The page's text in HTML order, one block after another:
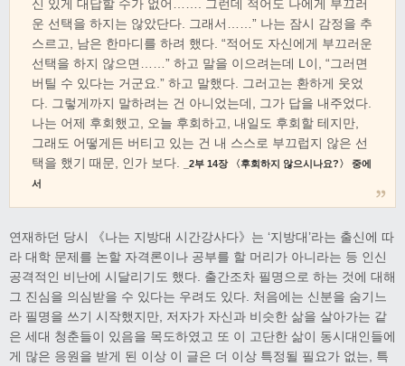
신 있게 대답할 수가 없어……. 그런데 적어도 나에게 부끄러
운 선택을 하지는 않았단다. 그래서……” 나는 잠시 감정을 추
스르고, 남은 한마디를 하려 했다. “적어도 자신에게 부끄러운
선택을 하지 않으면……” 하고 말을 이으려는데 L이, “그러면
버틸 수 있다는 거군요.” 하고 말했다. 그러고는 환하게 웃었
다. 그렇게까지 말하려는 건 아니었는데, 그가 답을 내주었다.
나는 어제 후회했고, 오늘 후회하고, 내일도 후회할 테지만,
그래도 어떻게든 버티고 있는 건 내 스스로 부끄럽지 않은 선
택을 했기 때문, 인가 보다.
_2부 14장 〈후회하지 않으시나요?〉 중에
서
연재하던 당시 《나는 지방대 시간강사다》는 ‘지방대’라는 출신에 따
라 대학 문제를 논할 자격론이나 공부를 할 머리가 아니라는 등 인신
공격적인 비난에 시달리기도 했다. 출간조차 필명으로 하는 것에 대해
그 진심을 의심받을 수 있다는 우려도 있다. 처음에는 신분을 숨기느
라 필명을 쓰기 시작했지만, 저자가 자신과 비슷한 삶을 살아가는 같
은 세대 청춘들이 있음을 목도하였고 또 이 고단한 삶이 동시대인들에
게 많은 응원을 받게 된 이상 이 글은 더 이상 특정될 필요가 없는, 특